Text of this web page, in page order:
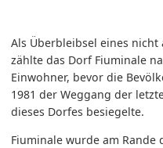
Als Überbleibsel eines
zählte das Dorf Fiuminale
Einwohner, bevor die
1981 der Weggang der
dieses Dorfes besiegelte.
Fiuminale wurde am Rande